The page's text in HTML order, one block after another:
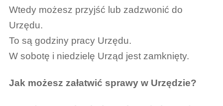
Wtedy możesz przyjść lub zadzwonić do
Urzędu.
To są godziny pracy Urzędu.
W sobotę i niedzielę Urząd jest zamknięty.
Jak możesz załatwić sprawy w Urzędzie?